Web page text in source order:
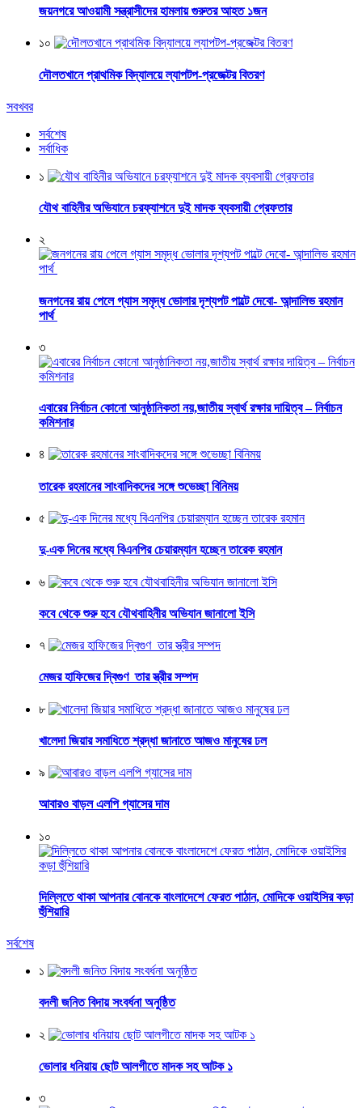
জয়নগরে আওয়ামী সন্ত্রাসীদের হামলায় গুরুতর আহত ১জন
১০
দৌলতখানে প্রাথমিক বিদ্যালয়ে ল্যাপটপ-প্রজেক্টর বিতরণ
সবখবর
সর্বশেষ
সর্বাধিক
১
যৌথ বাহিনীর অভিযানে চরফ্যাশনে দুই মাদক ব্যবসায়ী গ্রেফতার
২
জনগনের রায় পেলে গ্যাস সমৃদ্ধ ভোলার দৃশ্যপট পাল্টে দেবো- আন্দালিভ রহমান
পার্থ
৩
এবারের নির্বাচন কোনো আনুষ্ঠানিকতা নয়,জাতীয় স্বার্থ রক্ষার দায়িত্ব – নির্বাচন
কমিশনার
৪
তারেক রহমানের সাংবাদিকদের সঙ্গে শুভেচ্ছা বিনিময়
৫
দু-এক দিনের মধ্যে বিএনপির চেয়ারম্যান হচ্ছেন তারেক রহমান
৬
কবে থেকে শুরু হবে যৌথবাহিনীর অভিযান জানালো ইসি
৭
মেজর হাফিজের দ্বিগুণ তার স্ত্রীর সম্পদ
৮
খালেদা জিয়ার সমাধিতে শ্রদ্ধা জানাতে আজও মানুষের ঢল
৯
আবারও বাড়ল এলপি গ্যাসের দাম
১০
দিল্লিতে থাকা আপনার বোনকে বাংলাদেশে ফেরত পাঠান, মোদিকে ওয়াইসির কড়া
হুঁশিয়ারি
সর্বশেষ
১
বদলী জনিত বিদায় সংবর্ধনা অনুষ্ঠিত
২
ভোলার ধনিয়ায় ছোট আলগীতে মাদক সহ আটক ১
৩